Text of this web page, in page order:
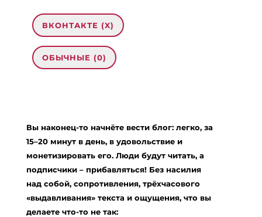
ВКОНТАКТЕ (X)
ОБЫЧНЫЕ (0)
vegas scooters:
11.12.2023 в 08:04
[…] Read More here on that Topic:
eharitonova.ru/moi-celi-po-zdorovyu-molodosti-i-
Вы наконец-то начнёте вести блог: легко, за
15–20 минут в день, в удовольствие и
монетизировать его. Люди будут читать, а
подписчики – прибавляться! Без насилия
над собой, сопротивления, трёхчасового
«выдавливания» текста и ощущения, что вы
делаете что-то не так: